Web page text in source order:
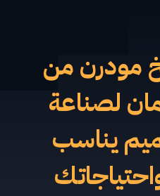
مودرن من
لصناعة
يناسب